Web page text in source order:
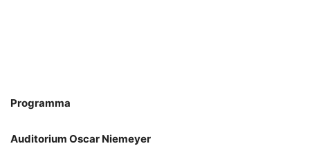
Programma
Auditorium Oscar Niemeyer